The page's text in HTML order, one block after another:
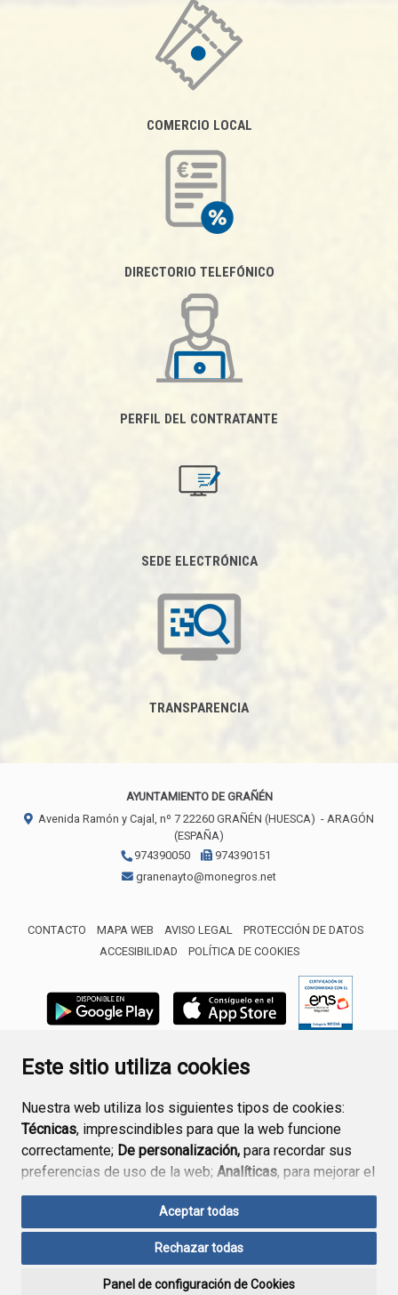
Este sitio utiliza cookies
Nuestra web utiliza los siguientes tipos de cookies:
Técnicas, imprescindibles para que la web funcione
correctamente; De personalización, para recordar sus
preferencias de uso de la web; Analíticas, para mejorar el
funcionamiento de la web y sus servicios.
Si acepta pulsando el botón“Aceptar todas”
consideramos que acepta su uso. Si pulsa el botón
Aceptar todas
Rechazar todas
Panel de configuración de Cookies
COMERCIO LOCAL
DIRECTORIO TELEFÓNICO
PERFIL DEL CONTRATANTE
SEDE ELECTRÓNICA
TRANSPARENCIA
AYUNTAMIENTO DE GRAÑÉN
Avenida Ramón y Cajal, nº 7 22260 GRAÑÉN (HUESCA) - ARAGÓN
(ESPAÑA)
974390050
974390151
granenayto@monegros.net
CONTACTO MAPA WEB AVISO LEGAL
PROTECCIÓN DE DATOS
ACCESIBILIDAD
POLÍTICA DE COOKIES